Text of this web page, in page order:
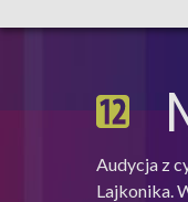
Audycja z
Lajkonika.